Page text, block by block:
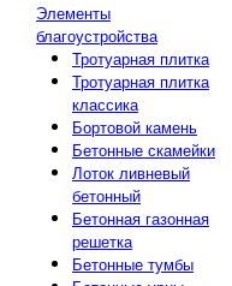
Элементы
благоустройства
Тротуарная плитка
Тротуарная плитка
классика
Бортовой камень
Бетонные скамейки
Лоток ливневый
бетонный
Бетонная газонная
решетка
Бетонные тумбы